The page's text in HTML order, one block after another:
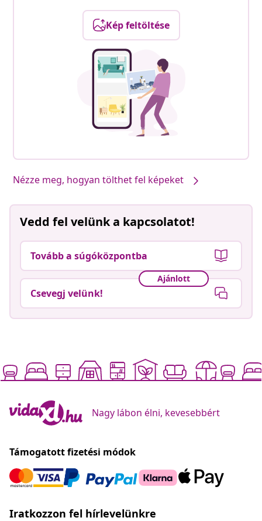
Kép feltöltése
Nézze meg, hogyan tölthet fel képeket
Vedd fel velünk a kapcsolatot!
Tovább a súgóközpontba
Ajánlott
Csevegj velünk!
Nagy lábon élni, kevesebbért
Támogatott fizetési módok
Iratkozzon fel hírlevelünkre